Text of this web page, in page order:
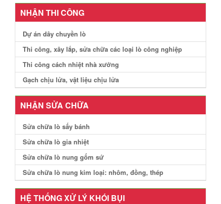
NHẬN THI CÔNG
Dự án dây chuyền lò
Thi công, xây lắp, sửa chữa các loại lò công nghiệp
Thi công cách nhiệt nhà xưởng
Gạch chịu lửa, vật liệu chịu lửa
NHẬN SỬA CHỮA
Sửa chữa lò sấy bánh
Sửa chữa lò gia nhiệt
Sửa chữa lò nung gốm sứ
Sửa chữa lò nung kim loại: nhôm, đồng, thép
HỆ THỐNG XỬ LÝ KHÓI BỤI